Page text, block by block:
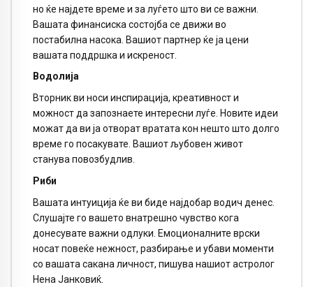
но ќе најдете време и за луѓето што ви се важни.
Вашата финансиска состојба се движи во
постабилна насока. Вашиот партнер ќе ја цени
вашата поддршка и искреност.
Водолија
Вторник ви носи инспирација, креативност и
можност да запознаете интересни луѓе. Новите идеи
можат да ви ја отворат вратата кон нешто што долго
време го посакувате. Вашиот љубовен живот
станува повозбудлив.
Риби
Вашата интуиција ќе ви биде најдобар водич денес.
Слушајте го вашето внатрешно чувство кога
донесувате важни одлуки. Емоционалните врски
носат повеќе нежност, разбирање и убави моменти
со вашата сакана личност, пишува нашиот астролог
Нена Јанковиќ.